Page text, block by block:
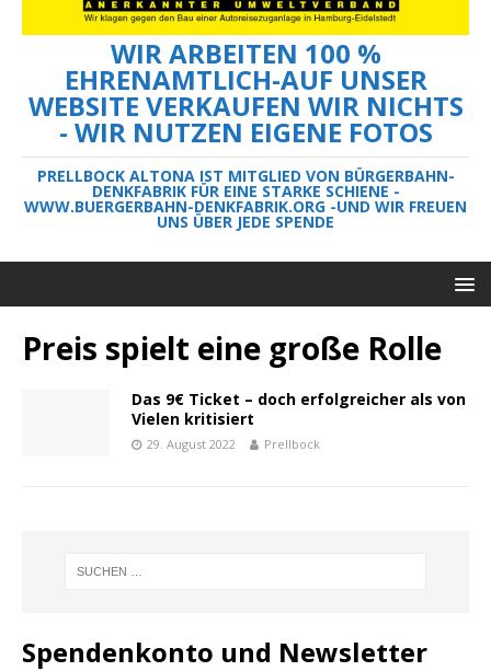
WIR ARBEITEN 100 %
EHRENAMTLICH-AUF UNSER
WEBSITE VERKAUFEN WIR NICHTS
- WIR NUTZEN EIGENE FOTOS
PRELLBOCK ALTONA IST MITGLIED VON BÜRGERBAHN-
DENKFABRIK FÜR EINE STARKE SCHIENE -
WWW.BUERGERBAHN-DENKFABRIK.ORG -UND WIR FREUEN
UNS ÜBER JEDE SPENDE
Preis spielt eine große Rolle
Das 9€ Ticket – doch erfolgreicher als von
Vielen kritisiert
29. August 2022 Prellbock
Spendenkonto und Newsletter